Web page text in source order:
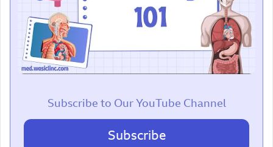
Subscribe to Our YouTube Channel
Subscribe